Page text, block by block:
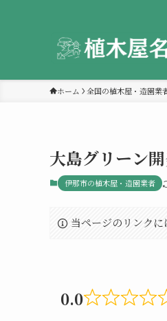
ホーム 全国の植木屋・造園業
大島グリーン
伊那市の植木屋・造園業者
当ページのリンクに
0.0
Rated